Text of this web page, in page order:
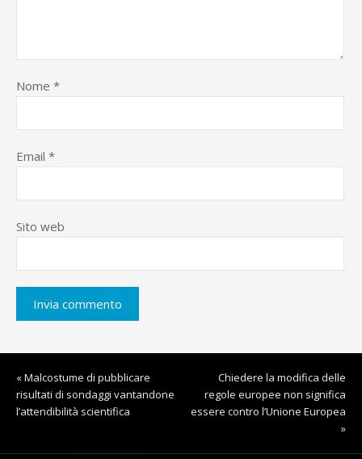
Nome *
Email *
Sito web
Chiedere la modifica delle
regole europee non significa
essere contro l’Unione Europea
»
« Malcostume di pubblicare
risultati di sondaggi vantandone
l’attendibilità scientifica